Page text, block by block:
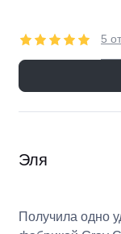
5
Эля
Получила одно